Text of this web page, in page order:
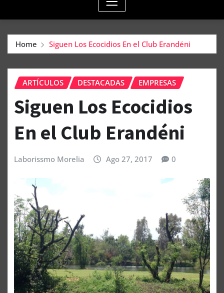
Home Siguen Los Ecocidios En el Club Erandéni
ARTÍCULOS DESTACADAS EMPRESAS
Siguen Los Ecocidios
En el Club Erandéni
Laborissmo Morelia Ago 27, 2017 0